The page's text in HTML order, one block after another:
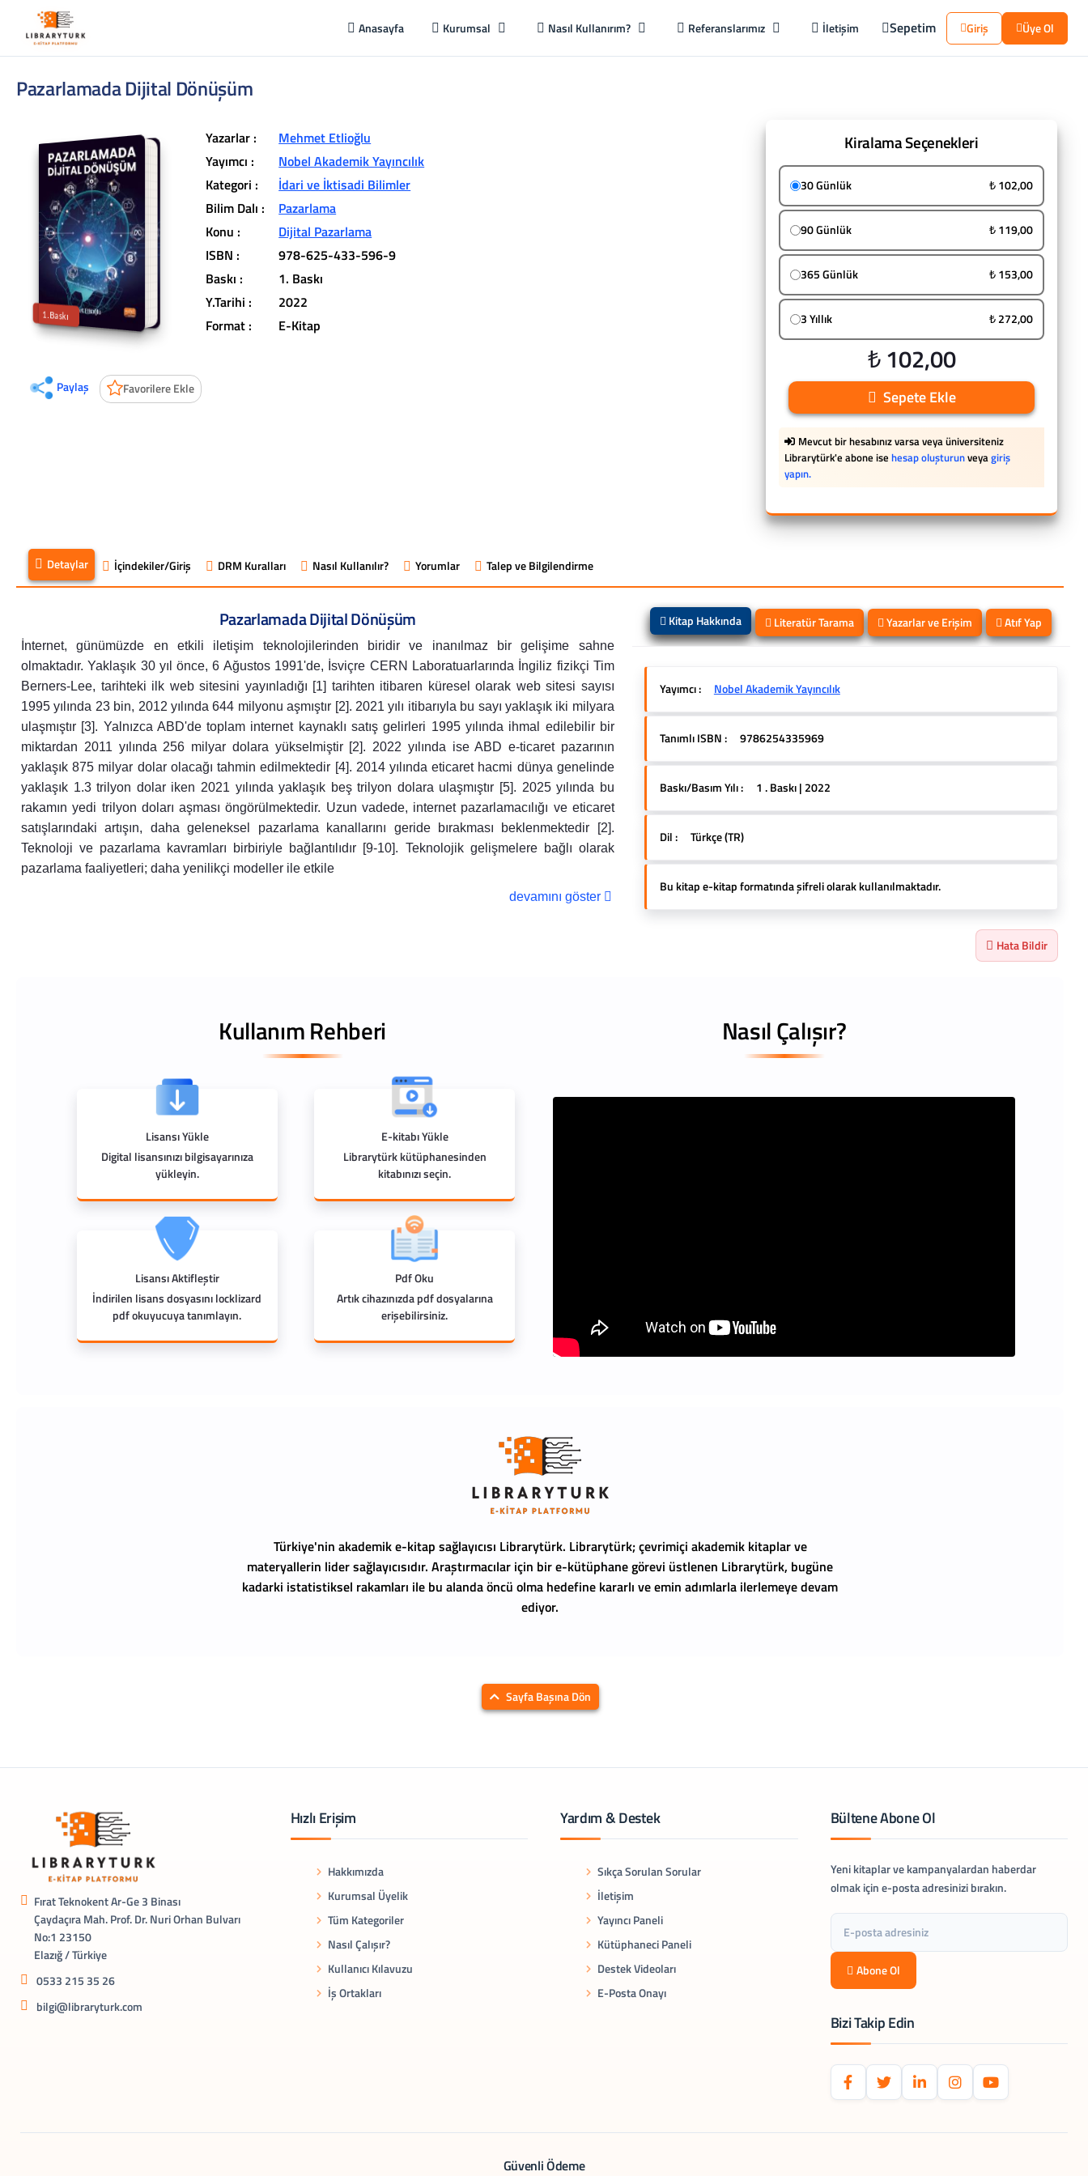
Anasayfa Kurumsal Nasıl Kullanırım? Referanslarımız İletişim Sepetim Giriş Üye Ol
Pazarlamada Dijital Dönüşüm
1.Baskı
L
ib
r
a
r
y
t
ü
r
k
lit
e
r
a
t
ü
r
a
v
u
c
u
n
u
z
u
n
iç
in
d
e
Paylaş Favorilere Ekle
Yazarlar :
Mehmet Etlioğlu
Yayımcı :
Nobel Akademik Yayıncılık
Kategori :
İdari ve İktisadi Bilimler
Bilim Dalı :
Pazarlama
Konu :
Dijital Pazarlama
ISBN :
978-625-433-596-9
Baskı :
1. Baskı
Y.Tarihi :
2022
Format :
E-Kitap
Kiralama Seçenekleri
30 Günlük ₺ 102,00
90 Günlük ₺ 119,00
365 Günlük ₺ 153,00
3 Yıllık ₺ 272,00
₺ 102,00
Sepete Ekle
Mevcut bir hesabınız varsa veya üniversiteniz
Librarytürk'e abone ise hesap oluşturunveyagiriş
yapın.
Detaylar İçindekiler/Giriş DRM Kuralları Nasıl Kullanılır? Yorumlar Talep ve Bilgilendirme
Pazarlamada Dijital Dönüşüm
İnternet, günümüzde en etkili iletişim teknolojilerinden biridir ve inanılmaz bir gelişime sahne
olmaktadır. Yaklaşık 30 yıl önce, 6 Ağustos 1991'de, İsviçre CERN Laboratuarlarında İngiliz fizikçi Tim
Berners-Lee, tarihteki ilk web sitesini yayınladığı [1] tarihten itibaren küresel olarak web sitesi sayısı
1995 yılında 23 bin, 2012 yılında 644 milyonu aşmıştır [2]. 2021 yılı itibarıyla bu sayı yaklaşık iki milyara
ulaşmıştır [3]. Yalnızca ABD'de toplam internet kaynaklı satış gelirleri 1995 yılında ihmal edilebilir bir
miktardan 2011 yılında 256 milyar dolara yükselmiştir [2]. 2022 yılında ise ABD e-ticaret pazarının
yaklaşık 875 milyar dolar olacağı tahmin edilmektedir [4]. 2014 yılında eticaret hacmi dünya genelinde
yaklaşık 1.3 trilyon dolar iken 2021 yılında yaklaşık beş trilyon dolara ulaşmıştır [5]. 2025 yılında bu
rakamın yedi trilyon doları aşması öngörülmektedir. Uzun vadede, internet pazarlamacılığı ve eticaret
satışlarındaki artışın, daha geleneksel pazarlama kanallarını geride bırakması beklenmektedir [2].
Teknoloji ve pazarlama kavramları birbiriyle bağlantılıdır [9-10]. Teknolojik gelişmelere bağlı olarak
pazarlama faaliyetleri; daha yenilikçi modeller ile etkile
devamını göster
Kitap Hakkında Literatür Tarama Yazarlar ve Erişim Atıf Yap
Yayımcı : Nobel Akademik Yayıncılık
Tanımlı ISBN : 9786254335969
Baskı/Basım Yılı : 1 . Baskı | 2022
Dil : Türkçe (TR)
Bu kitap e-kitap formatında şifreli olarak kullanılmaktadır.
Hata Bildir
Kullanım Rehberi
Lisansı Yükle
Digital lisansınızı bilgisayarınıza
yükleyin.
E-kitabı Yükle
Librarytürk kütüphanesinden
kitabınızı seçin.
Lisansı Aktifleştir
İndirilen lisans dosyasını locklizard
pdf okuyucuya tanımlayın.
Pdf Oku
Artık cihazınızda pdf dosyalarına
erişebilirsiniz.
Nasıl Çalışır?
Türkiye'nin akademik e-kitap sağlayıcısı Librarytürk. Librarytürk; çevrimiçi akademik kitaplar ve
materyallerin lider sağlayıcısıdır. Araştırmacılar için bir e-kütüphane görevi üstlenen Librarytürk, bugüne
kadarki istatistiksel rakamları ile bu alanda öncü olma hedefine kararlı ve emin adımlarla ilerlemeye devam
ediyor.
Sayfa Başına Dön
Fırat Teknokent Ar-Ge 3 Binası
Çaydaçıra Mah. Prof. Dr. Nuri Orhan Bulvarı
No:1 23150
Elazığ / Türkiye
0533 215 35 26
bilgi@libraryturk.com
Hızlı Erişim
Hakkımızda
Kurumsal Üyelik
Tüm Kategoriler
Nasıl Çalışır?
Kullanıcı Kılavuzu
İş Ortakları
Yardım & Destek
Sıkça Sorulan Sorular
İletişim
Yayıncı Paneli
Kütüphaneci Paneli
Destek Videoları
E-Posta Onayı
Bültene Abone Ol
Yeni kitaplar ve kampanyalardan haberdar
olmak için e-posta adresinizi bırakın.
Abone Ol
Bizi Takip Edin
Güvenli Ödeme